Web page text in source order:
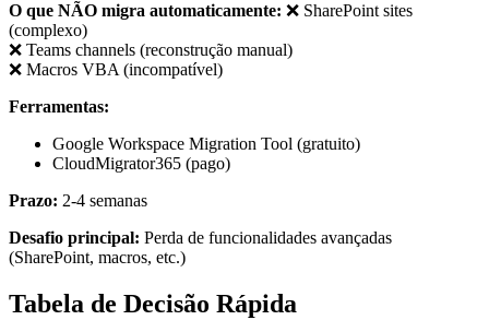
O que NÃO migra automaticamente: ❌ SharePoint sites
(complexo)
❌ Teams channels (reconstrução manual)
❌ Macros VBA (incompatível)
Ferramentas:
Google Workspace Migration Tool (gratuito)
CloudMigrator365 (pago)
Prazo: 2-4 semanas
Desafio principal: Perda de funcionalidades avançadas
(SharePoint, macros, etc.)
Tabela de Decisão Rápida